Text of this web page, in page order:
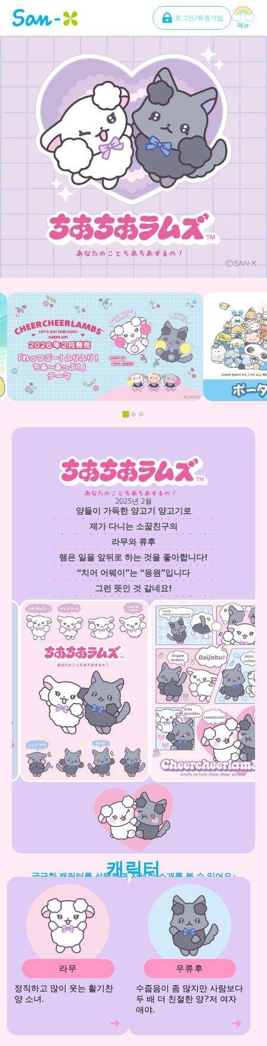
로그인/회원가입
메뉴
2025년 2월
양들이 가득한 양고기 양고기로
제가 다니는 소꿉친구의
라무와 류후
램은 일을 앞뒤로 하는 것을 좋아합니다!
“치어 어웨이”는 “응원”입니다
그런 뜻인 것 같네요!
캐릭터
궁금한 캐릭터를 선택하면 자세한 소개를 볼 수 있어요♪
라무
정직하고 많이 웃는 활기찬
양 소녀.
우류후
수줍음이 좀 많지만 사람보다
두 배 더 친절한 양?저 여자
애야.